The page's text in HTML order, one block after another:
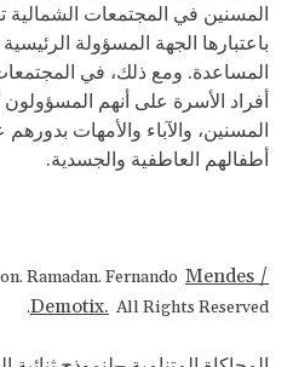
المسنين في المجتمعات الشمالية
باعتبارها الجهة المسؤولة
المساعدة. ومع ذلك، في
أفراد الأسرة على أنهم
المسنين، والآباء والأمهات
أطفالهم العاطفية والجسدية.
Ramadan. Fernando Mendes /
Demotix. All Rights Reserved.